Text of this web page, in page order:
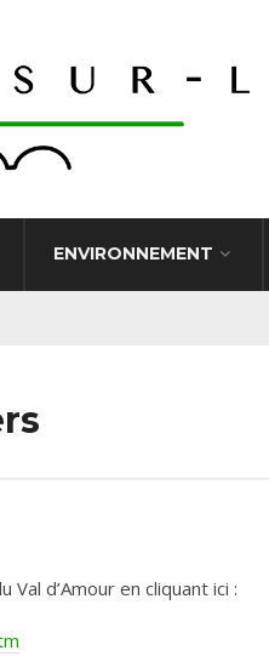
ENVIRONNEMENT
d’Amour en cliquant ici :